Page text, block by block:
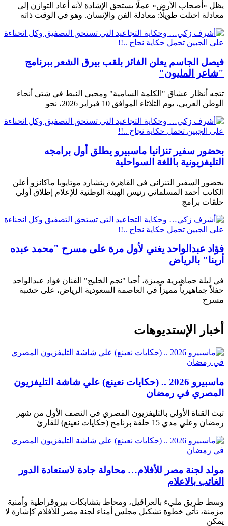
يظل «أصحاب الأرض» عملًا يستحق الإشادة لأنه أعاد التوازن إلى
معادلة اختلت طويلًا: معادلة الفن والإنسان. وهو في الوقت ذاته
فيصل الجاسم يعلن الفائز بلقب بيرق الشعر ببرنامج
"شاعر المليون"
تتجه أنظار عشاق "الكلمة السامية" ومحبي النبط في شتى أنحاء
الوطن العربي، يوم الثلاثاء الموافق 10 فبراير 2026، نحو
بحضور سفير تنزانيا ماسبيرو يطلق أول برامجه
التليفزيونية باللغة السواحلية
بحضور السفير التنزاني في القاهرة ريتشارد موتايوبا ماكانزو أعلن
الكاتب أحمد المسلماني رئيس الهيئة الوطنية للإعلام إطلاق أولي
حلقات برامج
فؤاد عبدالواحد يغني لأول مرة على مسرح "محمد عبده
أرينا" بالرياض
في ليلة جماهيرية مميزة، أحيا "نجم الخليج" الفنان فؤاد عبدالواحد
حفلاً جماهيرياً مميزاً في العاصمة السعودية الرياض، على خشبة
مسرح
أخبار الإستديوهات
ماسبيرو 2026 .. (حكايات نعينع) علي شاشة التليفزيون
المصري في رمضان
تبث القناة الأولي بالتليفزيون المصري في النصف الأول من شهر
رمضان وعلي مدي 15 حلقة برنامج (حكايات نعينع) للقارئ
مولد لجنة مصر للأفلام… محاولة جادة لاستعادة الدور
الغائب بالاعلام
وسط طريق مليء بالعراقيل، ومحاط بتشابكات بيروقراطية وأمنية
مزمنة، تأتي خطوة تشكيل مجلس أمناء لجنة مصر للأفلام كإشارة لا
يمكن